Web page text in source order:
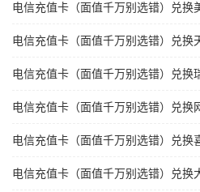
电信充值卡（面值千万别选错）兑换
电信充值卡（面值千万别选错）兑换
电信充值卡（面值千万别选错）兑换
电信充值卡（面值千万别选错）兑换
电信充值卡（面值千万别选错）兑换
电信充值卡（面值千万别选错）兑换